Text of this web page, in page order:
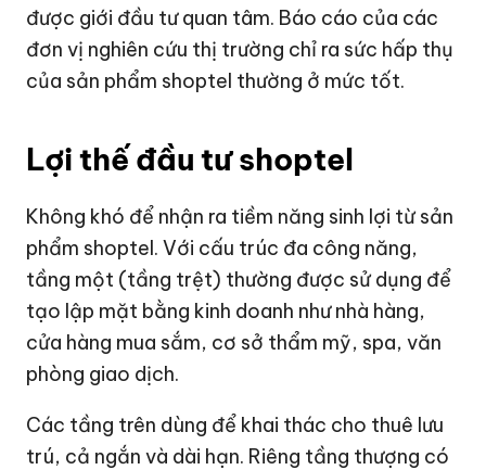
được giới đầu tư quan tâm. Báo cáo của các
đơn vị nghiên cứu thị trường chỉ ra sức hấp thụ
của sản phẩm shoptel thường ở mức tốt.
Lợi thế đầu tư shoptel
Không khó để nhận ra tiềm năng sinh lợi từ sản
phẩm shoptel. Với cấu trúc đa công năng,
tầng một (tầng trệt) thường được sử dụng để
tạo lập mặt bằng kinh doanh như nhà hàng,
cửa hàng mua sắm, cơ sở thẩm mỹ, spa, văn
phòng giao dịch.
Các tầng trên dùng để khai thác cho thuê lưu
trú, cả ngắn và dài hạn. Riêng tầng thượng có